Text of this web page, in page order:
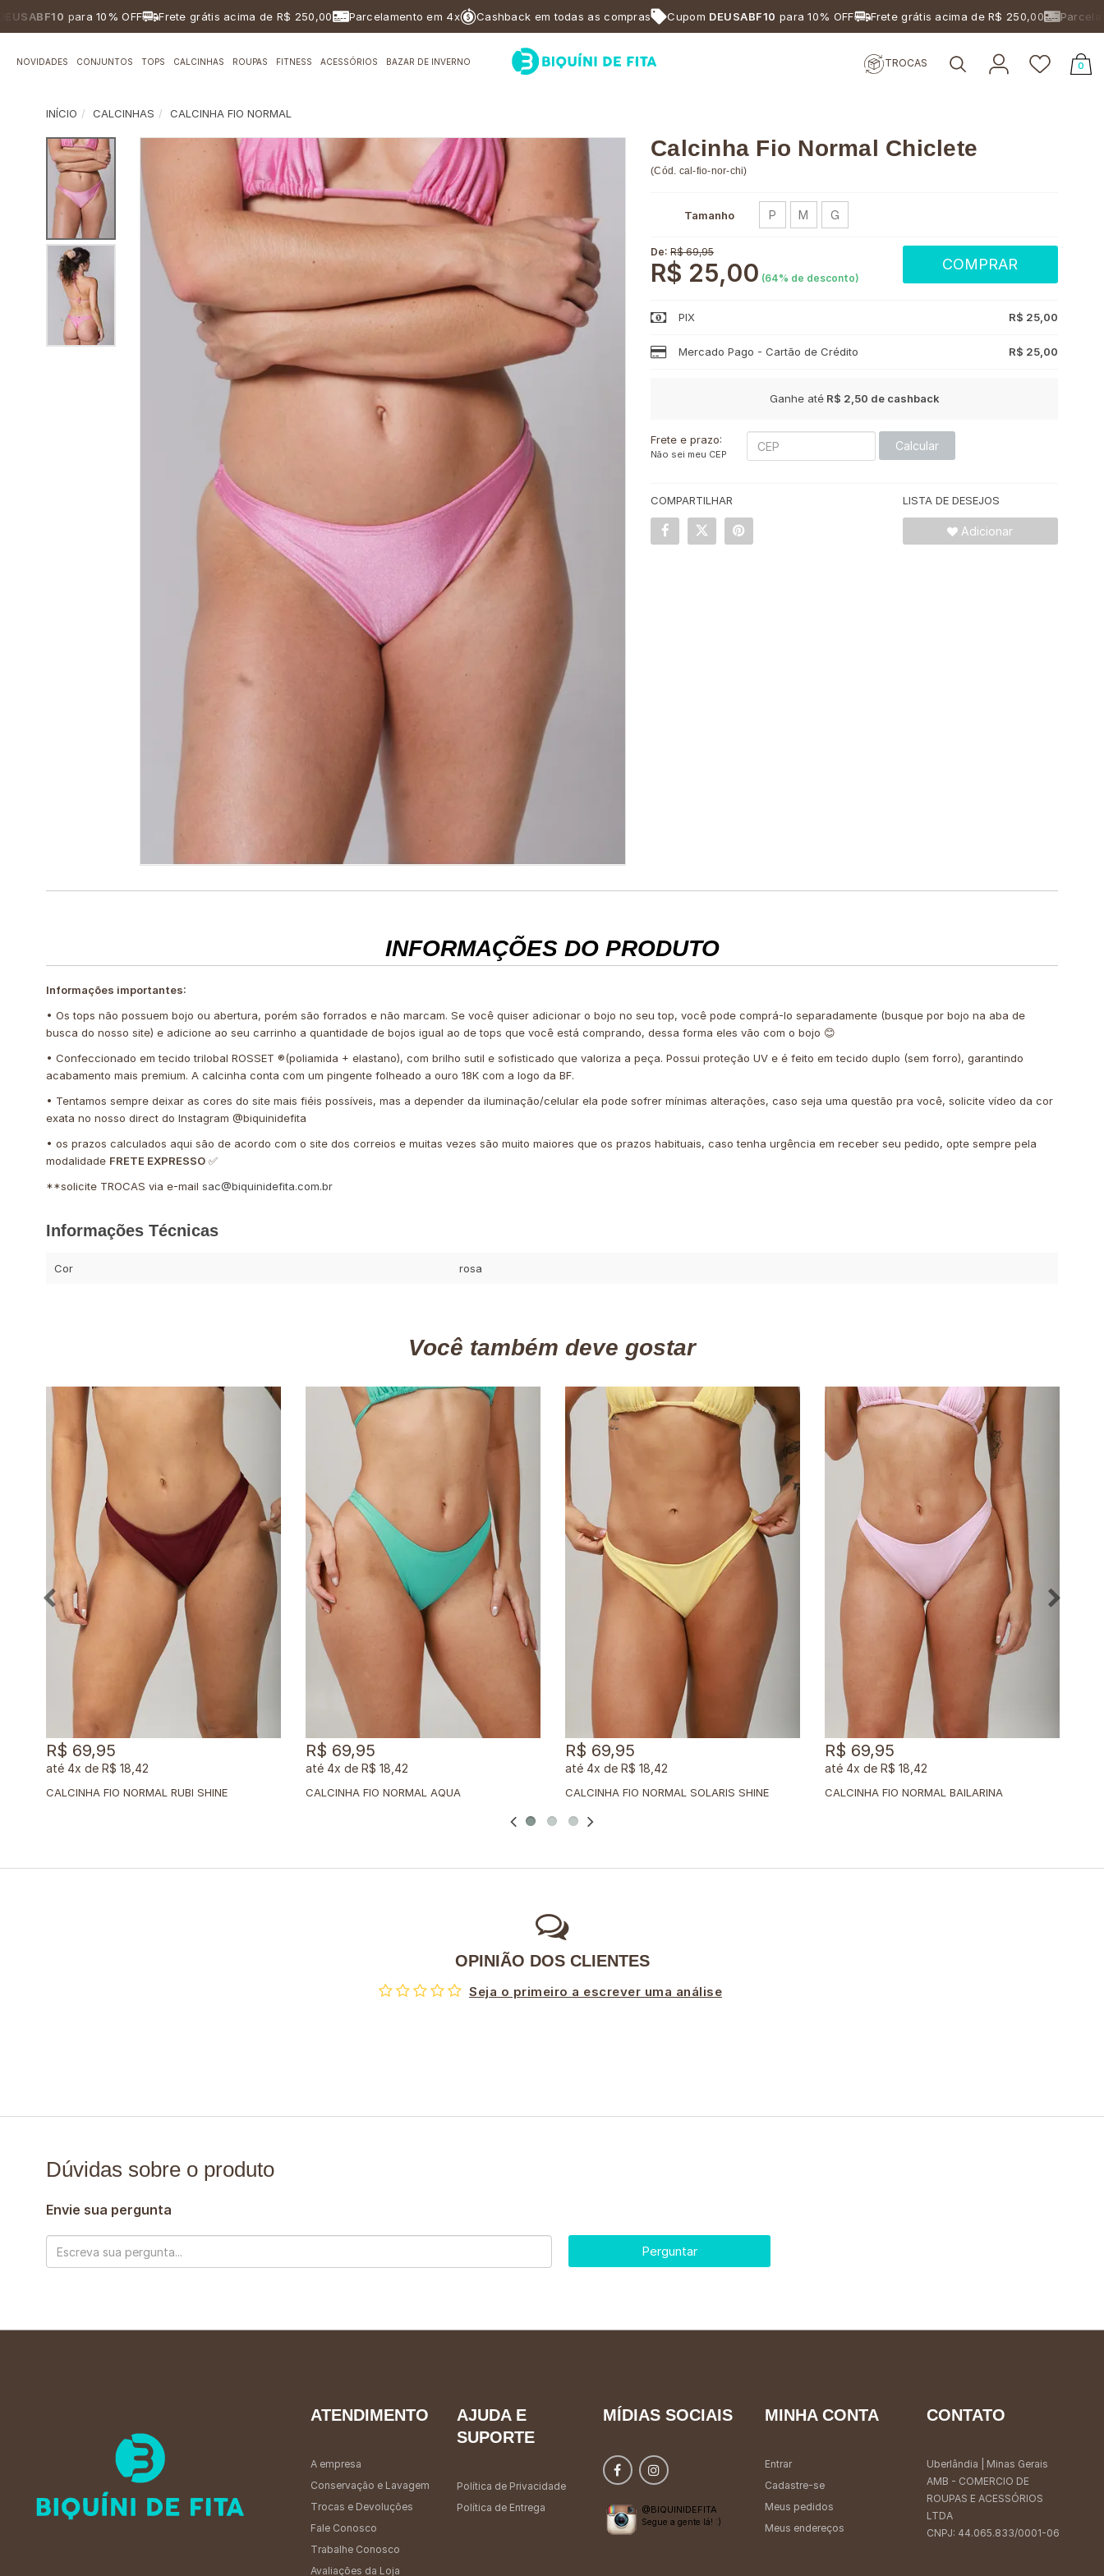
para 10% OFF Frete grátis acima de R$ 250,00 Parcelamento em 4x Cashback em todas as compras CupomDEUSABF10para 10% OFF Frete grátis acima de R$ 250,00 Parcelamento
NOVIDADES CONJUNTOS TOPS CALCINHAS ROUPAS FITNESS ACESSÓRIOS BAZAR DE INVERNO TROCAS 0
INÍCIO CALCINHAS CALCINHA FIO NORMAL
Calcinha Fio Normal Chiclete
(Cód. cal-fio-nor-chi)
Tamanho P M G
De:R$ 69,95
R$ 25,00 (64% de desconto)
COMPRAR
PIX R$ 25,00
Mercado Pago - Cartão de Crédito R$ 25,00
Ganhe atéR$ 2,50 de cashback
Frete e prazo:
Não sei meu CEP
Calcular
COMPARTILHAR LISTA DE DESEJOS
Adicionar
INFORMAÇÕES DO PRODUTO
Informações importantes:
• Os tops não possuem bojo ou abertura, porém são forrados e não marcam. Se você quiser adicionar o bojo no seu top, você pode comprá-lo separadamente (busque por bojo na aba de
busca do nosso site) e adicione ao seu carrinho a quantidade de bojos igual ao de tops que você está comprando, dessa forma eles vão com o bojo 😊
• Confeccionado em tecido trilobal ROSSET ®️(poliamida + elastano), com brilho sutil e sofisticado que valoriza a peça. Possui proteção UV e é feito em tecido duplo (sem forro), garantindo
acabamento mais premium. A calcinha conta com um pingente folheado a ouro 18K com a logo da BF.
• Tentamos sempre deixar as cores do site mais fiéis possíveis, mas a depender da iluminação/celular ela pode sofrer mínimas alterações, caso seja uma questão pra você, solicite vídeo da cor
exata no nosso direct do Instagram @biquinidefita
• os prazos calculados aqui são de acordo com o site dos correios e muitas vezes são muito maiores que os prazos habituais, caso tenha urgência em receber seu pedido, opte sempre pela
modalidade FRETE EXPRESSO ✅
**solicite TROCAS via e-mail sac@biquinidefita.com.br
Informações Técnicas
Cor rosa
Você também deve gostar
CALCINHA FIO NORMAL RUBI SHINE
R$ 69,95
4x de R$ 18,42
CALCINHA FIO NORMAL AQUA
R$ 69,95
4x de R$ 18,42
CALCINHA FIO NORMAL SOLARIS SHINE
R$ 69,95
4x de R$ 18,42
CALCINHA FIO NORMAL BAILARINA
R$ 69,95
4x de R$ 18,42
OPINIÃO DOS CLIENTES
Seja o primeiro a escrever uma análise
Dúvidas sobre o produto
Envie sua pergunta
Perguntar
ATENDIMENTO
A empresa
Conservação e Lavagem
Trocas e Devoluções
Fale Conosco
Trabalhe Conosco
Avaliações da Loja
AJUDA E
SUPORTE
Política de Privacidade
Política de Entrega
MÍDIAS SOCIAIS
@BIQUINIDEFITA
Segue a gente lá! :)
MINHA CONTA
Entrar
Cadastre-se
Meus pedidos
Meus endereços
CONTATO
Uberlândia | Minas Gerais
AMB - COMERCIO DE
ROUPAS E ACESSÓRIOS
LTDA
CNPJ: 44.065.833/0001-06